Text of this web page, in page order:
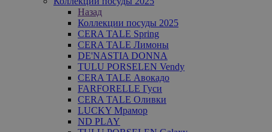
Назад
Коллекции посуды 2025
CERA TALE Spring
CERA TALE Лимоны
DE'NASTIA DONNA
TULU PORSELEN Vendy
CERA TALE Авокадо
FARFORELLE Гуси
CERA TALE Оливки
LUCKY Мрамор
ND PLAY